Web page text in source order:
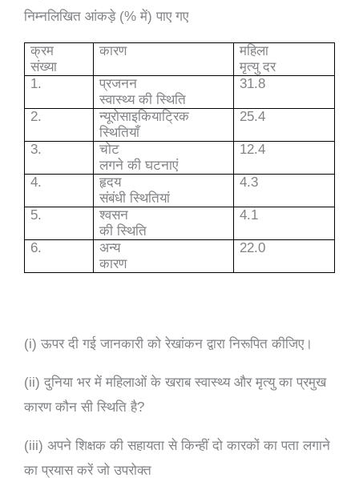
निम्नलिखित आंकड़े (% में) पाए गए
क्रम
संख्या
कारण
महिला
मृत्यु दर
1.
प्रजनन
स्वास्थ्य की स्थिति
31.8
2.
न्यूरोसाइकियाट्रिक
स्थितियाँ
25.4
3.
चोट
लगने की घटनाएं
12.4
4.
हृदय
संबंधी स्थितियां
4.3
5.
श्वसन
की स्थिति
4.1
6.
अन्य
कारण
22.0
(i) ऊपर दी गई जानकारी को रेखांकन द्वारा निरूपित कीजिए।
(ii) दुनिया भर में महिलाओं के खराब स्वास्थ्य और मृत्यु का प्रमुख
कारण कौन सी स्थिति है?
(iii) अपने शिक्षक की सहायता से किन्हीं दो कारकों का पता लगाने
का प्रयास करें जो उपरोक्त